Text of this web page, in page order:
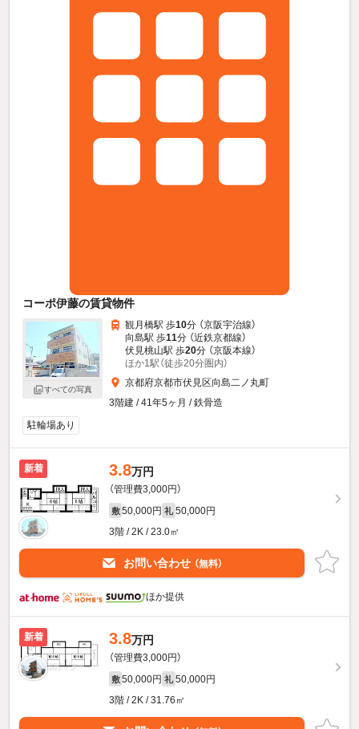
コーポ伊藤の賃貸物件
すべての写真
観月橋駅 歩10分 （京阪宇治線）
向島駅 歩11分 （近鉄京都線）
伏見桃山駅 歩20分 （京阪本線）
ほか1駅（徒歩20分圏内）
京都府京都市伏見区向島二ノ丸町
3階建 / 41年5ヶ月 / 鉄骨造
駐輪場あり
新着 3.8万円
（管理費3,000円）
敷 50,000円 礼 50,000円
3階 / 2K / 23.0㎡
お問い合わせ （無料）
ほか提供
新着 3.8万円
（管理費3,000円）
敷 50,000円 礼 50,000円
3階 / 2K / 31.76㎡